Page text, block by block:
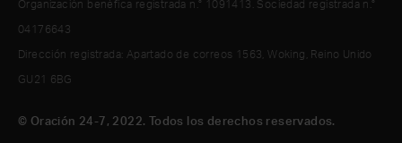
© Oración 24-7, 2022. Todos los derechos reservados.
Organización benéfica registrada n.° 1091413. Sociedad registrada n.°
04176643
Dirección registrada: Apartado de correos 1563, Woking, Reino Unido
GU21 6BG